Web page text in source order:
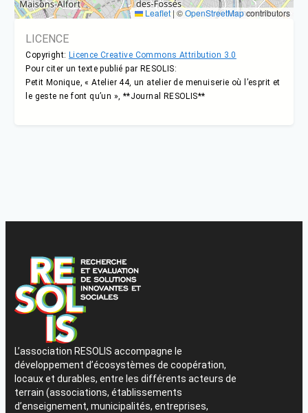
Leaflet| ©OpenStreetMapcontributors
LICENCE
Copyright: Licence Creative Commons Attribution 3.0
Pour citer un texte publié par RESOLIS:
Petit Monique, « Atelier 44, un atelier de menuiserie où l’esprit et
le geste ne font qu’un », **Journal RESOLIS**
L’association RESOLIS accompagne le
développement d’écosystèmes de coopération,
locaux et durables, entre les différents acteurs de
terrain (associations, établissements
d’enseignement, municipalités, entreprises,